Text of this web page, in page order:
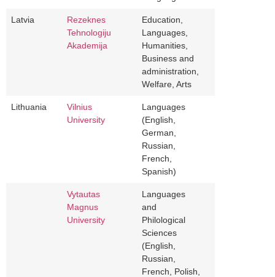
Latvia
Rezeknes
Tehnologiju
Akademija
Education,
Languages,
Humanities,
Business and
administration,
Welfare, Arts
Lithuania
Vilnius
University
Languages
(English,
German,
Russian,
French,
Spanish)
Vytautas
Magnus
University
Languages
and
Philological
Sciences
(English,
Russian,
French, Polish,